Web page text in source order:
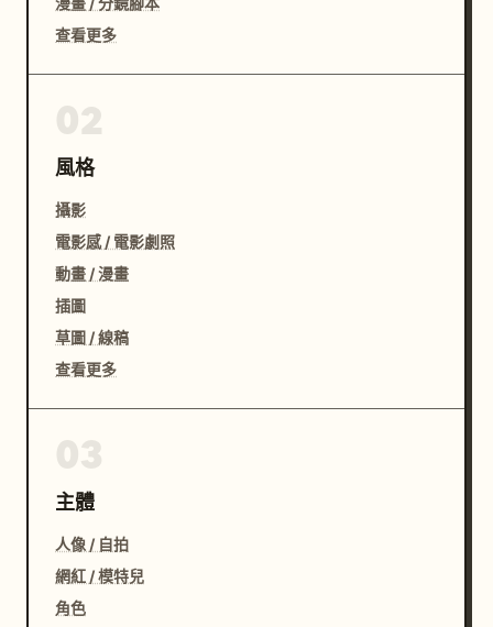
查看更多
風格
攝影
電影感 / 電影劇照
動畫 / 漫畫
插圖
草圖 / 線稿
查看更多
主體
人像 / 自拍
網紅 / 模特兒
角色